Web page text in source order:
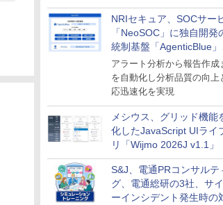
「scSQUARE ISP」の連
ービスを提供開始
NRIセキュア、SOCサー
「NeoSOC」に独自開発
統制基盤「AgenticBlue」
導入
アラート分析から報告作成
を自動化し分析品質の向上
応迅速化を実現
メシウス、グリッド機能
化したJavaScript UIライ
リ「Wijmo 2026J v1.1」
S&J、電通PRコンサルテ
グ、電通総研の3社、サ
ーインシデント発生時の